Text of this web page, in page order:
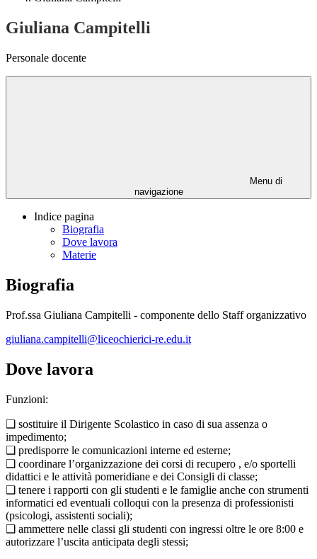
Giuliana Campitelli
Personale docente
Menu di
navigazione
Indice pagina
Biografia
Dove lavora
Materie
Biografia
Prof.ssa Giuliana Campitelli - componente dello Staff organizzativo
giuliana.campitelli@liceochierici-re.edu.it
Dove lavora
Funzioni:
❑ sostituire il Dirigente Scolastico in caso di sua assenza o
impedimento;
❑ predisporre le comunicazioni interne ed esterne;
❑ coordinare l’organizzazione dei corsi di recupero , e/o sportelli
didattici e le attività pomeridiane e dei Consigli di classe;
❑ tenere i rapporti con gli studenti e le famiglie anche con strumenti
informatici ed eventuali colloqui con la presenza di professionisti
(psicologi, assistenti sociali);
❑ ammettere nelle classi gli studenti con ingressi oltre le ore 8:00 e
autorizzare l’uscita anticipata degli stessi;